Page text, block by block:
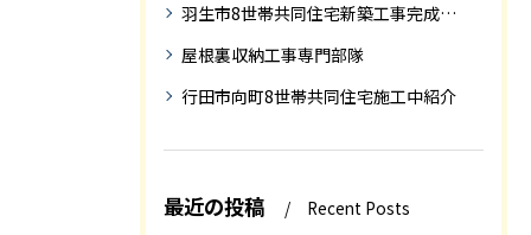
羽生市8世帯共同住宅新築工事完成迄の紹介
屋根裏収納工事専門部隊
行田市向町8世帯共同住宅施工中紹介
最近の投稿 Recent Posts